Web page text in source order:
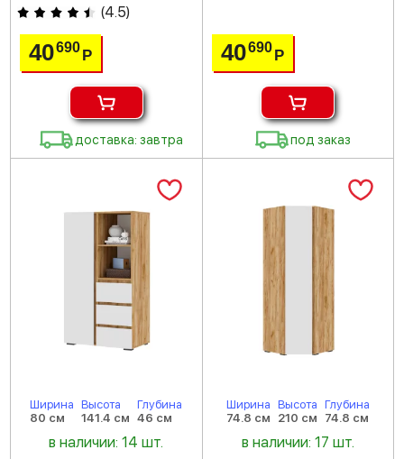
(4.5)
40690Р
доставка: завтра
40690 Р
под заказ
Ширина
80 см
Высота
141.4 см
Глубина
46 см
в наличии: 14 шт.
Ширина
74.8 см
Высота
210 см
Глубина
74.8 см
в наличии: 17 шт.